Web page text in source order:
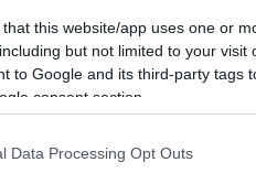
that this website/app uses one or
but not limited to your
to Google and its third-party tags
consent section.
Data Processing Opt Outs